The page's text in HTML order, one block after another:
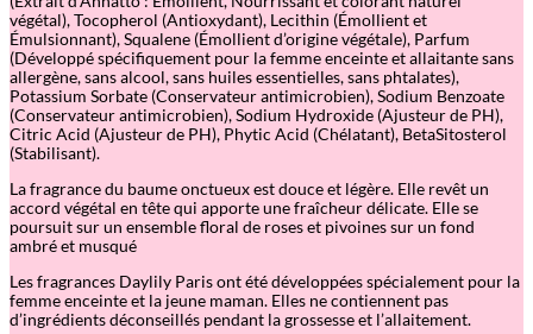
végétal), Tocopherol (Antioxydant), Lecithin (Émollient et
Émulsionnant), Squalene (Émollient d’origine végétale), Parfum
(Développé spécifiquement pour la femme enceinte et allaitante sans
allergène, sans alcool, sans huiles essentielles, sans phtalates),
Potassium Sorbate (Conservateur antimicrobien), Sodium Benzoate
(Conservateur antimicrobien), Sodium Hydroxide (Ajusteur de PH),
Citric Acid (Ajusteur de PH), Phytic Acid (Chélatant), BetaSitosterol
(Stabilisant).
La fragrance du baume onctueux est douce et légère. Elle revêt un
accord végétal en tête qui apporte une fraîcheur délicate. Elle se
poursuit sur un ensemble floral de roses et pivoines sur un fond
ambré et musqué
Les fragrances Daylily Paris ont été développées spécialement pour la
femme enceinte et la jeune maman. Elles ne contiennent pas
d’ingrédients déconseillés pendant la grossesse et l’allaitement.